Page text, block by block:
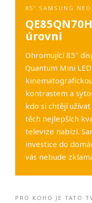
85" SAMSUNG NEO
úrovni
Ohromující 85"
Quantum Mini
kontrastem a
kdo si chtějí
těch nejlepších
televize nabízí.
investice do
vás nebude
PRO KOHO JE TATO